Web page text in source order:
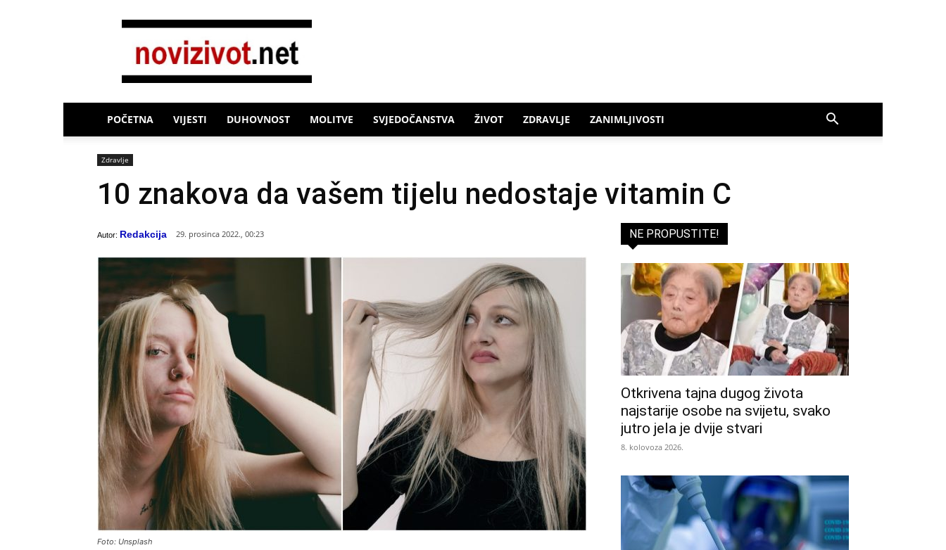
Novi
POČETNA VIJESTI DUHOVNOST MOLITVE SVJEDOČANSTVA ŽIVOT ZDRAVLJE ZANIMLJIVOSTI
Zdravlje
10 znakova da vašem tijelu nedostaje vitamin C
Autor: Redakcija 29. prosinca 2022., 00:23
Foto: Unsplash
NE PROPUSTITE!
Otkrivena tajna dugog života
najstarije osobe na svijetu, svako
jutro jela je dvije stvari
8. kolovoza 2026.